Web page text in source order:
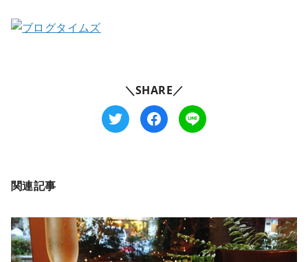
＼SHARE／
関連記事